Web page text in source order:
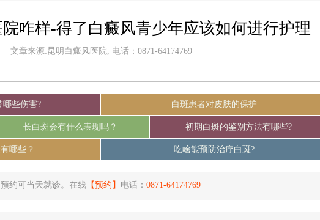
咋样-得了白癜风青少年应该如何进行护理
文章来源:昆明白癜风医院, 电话：0871-64174769
哪些伤害? 白斑患者对皮肤的保护
长白斑会有什么表现吗？ 初期白斑的鉴别方法有哪些?
哪些？ 吃啥能预防治疗白斑?
约可当天就诊。在线 【预约】 电话： 0871-64174769